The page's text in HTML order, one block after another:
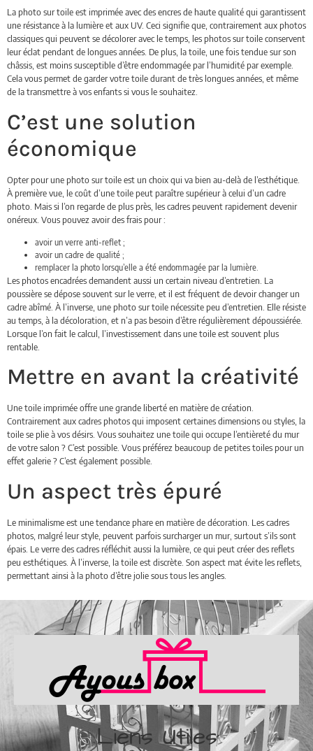
La photo sur toile est imprimée avec des encres de haute qualité qui garantissent
une résistance à la lumière et aux UV. Ceci signifie que, contrairement aux photos
classiques qui peuvent se décolorer avec le temps, les photos sur toile conservent
leur éclat pendant de longues années. De plus, la toile, une fois tendue sur son
châssis, est moins susceptible d’être endommagée par l’humidité par exemple.
Cela vous permet de garder votre toile durant de très longues années, et même
de la transmettre à vos enfants si vous le souhaitez.
C’est une solution
économique
Opter pour une photo sur toile est un choix qui va bien au-delà de l’esthétique.
À première vue, le coût d’une toile peut paraître supérieur à celui d’un cadre
photo. Mais si l’on regarde de plus près, les cadres peuvent rapidement devenir
onéreux. Vous pouvez avoir des frais pour :
avoir un verre anti-reflet ;
avoir un cadre de qualité ;
remplacer la photo lorsqu’elle a été endommagée par la lumière.
Les photos encadrées demandent aussi un certain niveau d’entretien. La
poussière se dépose souvent sur le verre, et il est fréquent de devoir changer un
cadre abîmé. À l’inverse, une photo sur toile nécessite peu d’entretien. Elle résiste
au temps, à la décoloration, et n’a pas besoin d’être régulièrement dépoussiérée.
Lorsque l’on fait le calcul, l’investissement dans une toile est souvent plus
rentable.
Mettre en avant la créativité
Une toile imprimée offre une grande liberté en matière de création.
Contrairement aux cadres photos qui imposent certaines dimensions ou styles, la
toile se plie à vos désirs. Vous souhaitez une toile qui occupe l’entièreté du mur
de votre salon ? C’est possible. Vous préférez beaucoup de petites toiles pour un
effet galerie ? C’est également possible.
Un aspect très épuré
Le minimalisme est une tendance phare en matière de décoration. Les cadres
photos, malgré leur style, peuvent parfois surcharger un mur, surtout s’ils sont
épais. Le verre des cadres réfléchit aussi la lumière, ce qui peut créer des reflets
peu esthétiques. À l’inverse, la toile est discrète. Son aspect mat évite les reflets,
permettant ainsi à la photo d’être jolie sous tous les angles.
Liens Utiles